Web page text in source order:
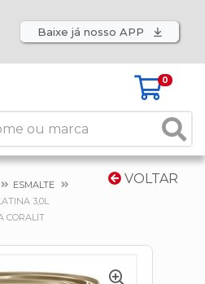
Baixe já nosso APP
0
VOLTAR
ESMALTE
3,0L
CORALIT